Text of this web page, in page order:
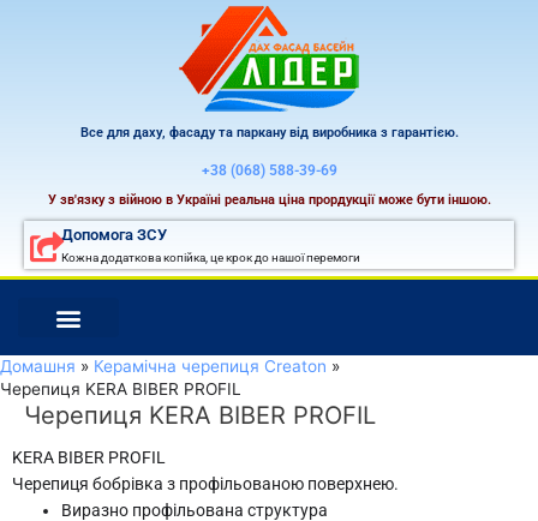
Все для даху, фасаду та паркану від виробника з гарантією.
+38 (068) 588-39-69
У зв'язку з війною в Україні реальна ціна прордукції може бути іншою.
Допомога ЗСУ
Кожна додаткова копійка, це крок до нашої перемоги
Домашня
Керамічна черепиця Creaton
Черепиця KERA BIBER PROFIL
Черепиця KERA BIBER PROFIL
KERA BIBER PROFIL
Черепиця бобрівка з профільованою поверхнею.
Виразно профільована структура